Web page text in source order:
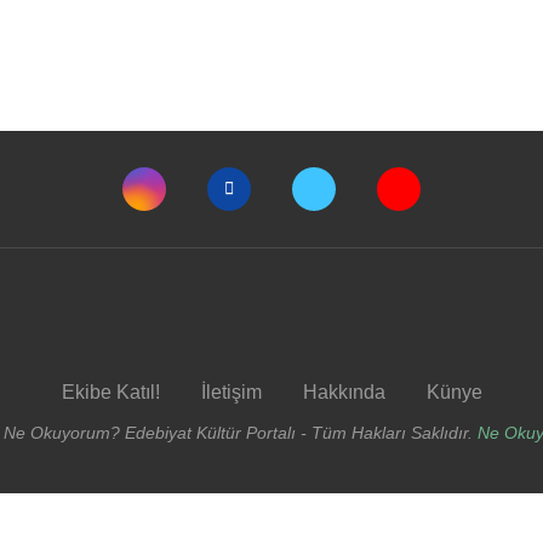
Ekibe Katıl! İletişim Hakkında Künye
Okuyorum? Edebiyat Kültür Portalı - Tüm Hakları Saklıdır. Ne